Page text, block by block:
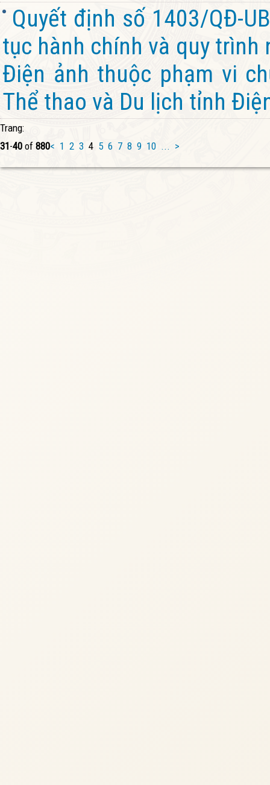
Quyết định số 1403/QĐ-
tục hành chính và quy
Điện ảnh thuộc phạm vi
Thể thao và Du lịch tỉnh
Trang:
31-40 of 880< 1 2 3 4 5 6 7 8 9 10 ... >